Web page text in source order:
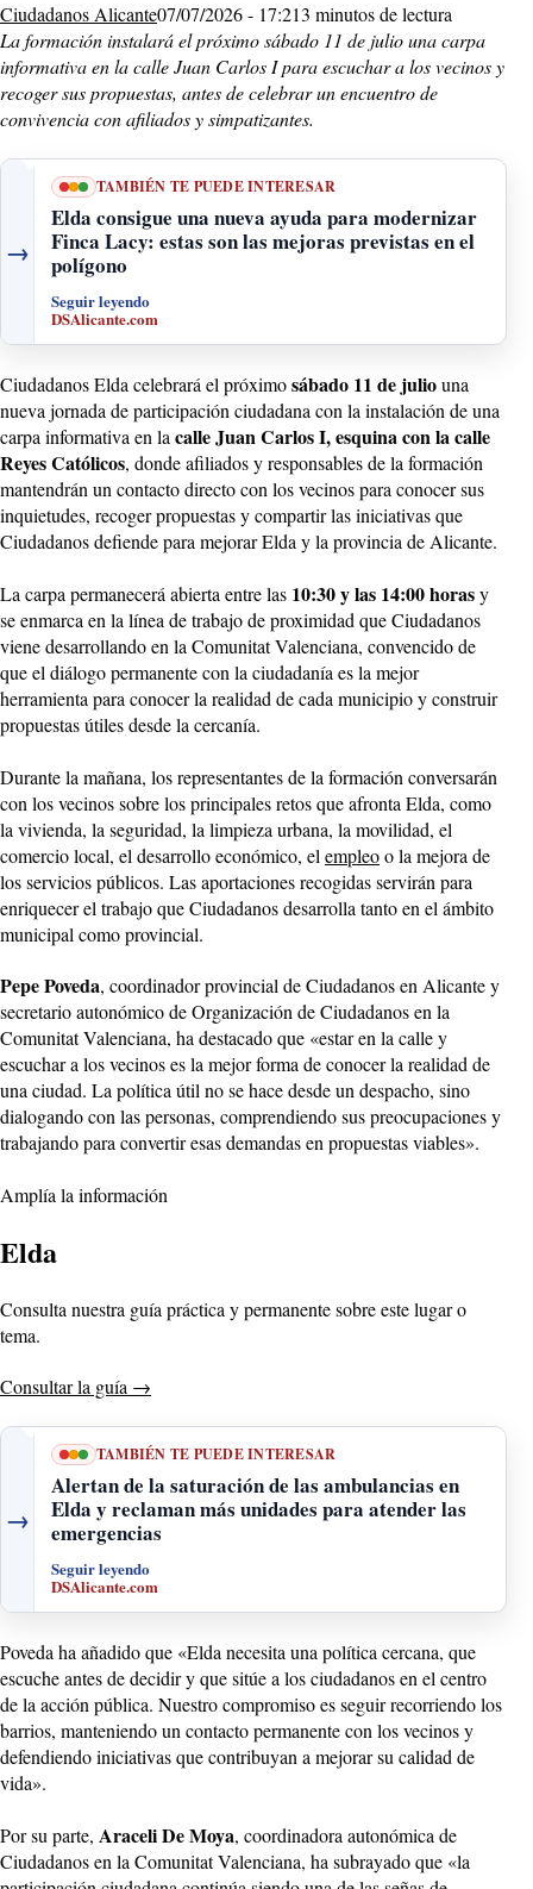
Ciudadanos Alicante07/07/2026 - 17:213 minutos de lectura
La formación instalará el próximo sábado 11 de julio una carpa
informativa en la calle Juan Carlos I para escuchar a los vecinos y
recoger sus propuestas, antes de celebrar un encuentro de
convivencia con afiliados y simpatizantes.
→
TAMBIÉN TE PUEDE INTERESAR
Elda consigue una nueva ayuda para modernizar
Finca Lacy: estas son las mejoras previstas en el
polígono
Seguir leyendo
DSAlicante.com
Ciudadanos Elda celebrará el próximosábado 11 de juliouna
nueva jornada de participación ciudadana con la instalación de una
carpa informativa en lacalle Juan Carlos I, esquina con la calle
Reyes Católicos, donde afiliados y responsables de la formación
mantendrán un contacto directo con los vecinos para conocer sus
inquietudes, recoger propuestas y compartir las iniciativas que
Ciudadanos defiende para mejorar Elda y la provincia de Alicante.
La carpa permanecerá abierta entre las 10:30 y las 14:00 horasy
se enmarca en la línea de trabajo de proximidad que Ciudadanos
viene desarrollando en la Comunitat Valenciana, convencido de
que el diálogo permanente con la ciudadanía es la mejor
herramienta para conocer la realidad de cada municipio y construir
propuestas útiles desde la cercanía.
Durante la mañana, los representantes de la formación conversarán
con los vecinos sobre los principales retos que afronta Elda, como
la vivienda, la seguridad, la limpieza urbana, la movilidad, el
comercio local, el desarrollo económico, el empleoo la mejora de
los servicios públicos. Las aportaciones recogidas servirán para
enriquecer el trabajo que Ciudadanos desarrolla tanto en el ámbito
municipal como provincial.
Pepe Poveda, coordinador provincial de Ciudadanos en Alicante y
secretario autonómico de Organización de Ciudadanos en la
Comunitat Valenciana, ha destacado que «estar en la calle y
escuchar a los vecinos es la mejor forma de conocer la realidad de
una ciudad. La política útil no se hace desde un despacho, sino
dialogando con las personas, comprendiendo sus preocupaciones y
trabajando para convertir esas demandas en propuestas viables».
Amplía la información
Elda
Consulta nuestra guía práctica y permanente sobre este lugar o
tema.
Consultar la guía →
→
TAMBIÉN TE PUEDE INTERESAR
Alertan de la saturación de las ambulancias en
Elda y reclaman más unidades para atender las
emergencias
Seguir leyendo
DSAlicante.com
Poveda ha añadido que «Elda necesita una política cercana, que
escuche antes de decidir y que sitúe a los ciudadanos en el centro
de la acción pública. Nuestro compromiso es seguir recorriendo los
barrios, manteniendo un contacto permanente con los vecinos y
defendiendo iniciativas que contribuyan a mejorar su calidad de
vida».
Por su parte, Araceli De Moya, coordinadora autonómica de
Ciudadanos en la Comunitat Valenciana, ha subrayado que «la